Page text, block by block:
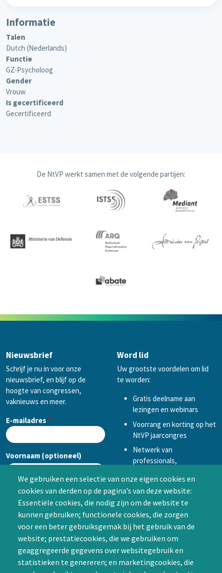
We gebruiken een selectie van onze eigen cookies en
cookies van derden op de pagina’s van deze website:
Essentiële cookies, die nodig zijn om de website te
kunnen gebruiken; functionele cookies, die zorgen
voor een beter gebruiksgemak bij het gebruik van de
website; prestatiecookies, die we gebruiken om
geaggregeerde gegevens over websitegebruik en
statistieken te genereren; en marketingcookies, die
Informatie
Talen
Dutch (Nederlands)
Functie
GZ-Psycholoog
Gender
Vrouw
Is gecertificeerd
Gecertificeerd
De NtVP werkt samen met de volgende partijen:
Nieuwsbrief
Schrijf je nu in voor onze
nieuwsbrief, en blijf op de
hoogte van congressen,
vaknieuws en meer.
E-mailadres
Voornaam (optioneel)
Achternaam (optioneel)
CAPTCHA
Word lid
Uw grootste voordelen om lid
te worden:
Gratis deelname aan
lezingen en webinars
Voorrang en korting op het
NtVP jaarcongres
Netwerk van
professionals,
samenwerken in een van
de Special Interest
Groepen (SIG’s) of zelf een
SIG initiëren
Word lid